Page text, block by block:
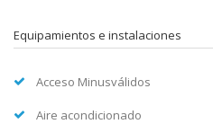
Equipamientos e instalaciones
Acceso Minusválidos
Aire acondicionado